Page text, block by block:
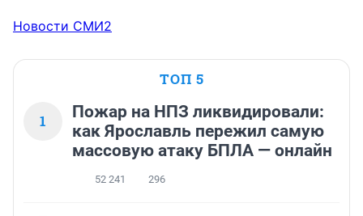
Новости СМИ2
ТОП 5
1
Пожар на НПЗ ликвидировали:
как Ярославль пережил самую
массовую атаку БПЛА — онлайн
52 241 296